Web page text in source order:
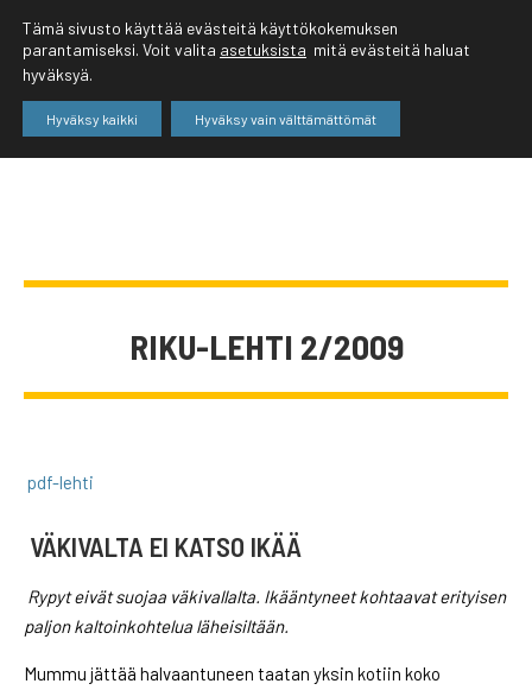
RIKU-LEHTI 2/2009
pdf-lehti
VÄKIVALTA EI KATSO IKÄÄ
Rypyt eivät suojaa väkivallalta. Ikääntyneet kohtaavat erityisen
paljon kaltoinkohtelua läheisiltään.
Mummu jättää halvaantuneen taatan yksin kotiin koko
Tämä sivusto käyttää evästeitä käyttökokemuksen
parantamiseksi. Voit valita asetuksista mitä evästeitä haluat
hyväksyä.
Hyväksy kaikki Hyväksy vain välttämättömät